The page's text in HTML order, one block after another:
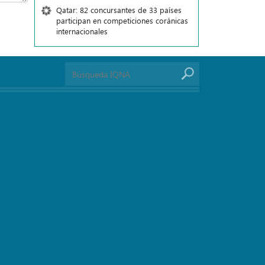
Qatar: 82 concursantes de 33 países
participan en competiciones coránicas
internacionales